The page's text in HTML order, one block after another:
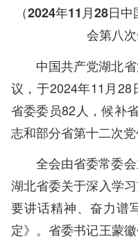
（2024年11月28日
会第八次
中国共产党湖北
议，于2024年11月
省委委员82人，候补
志和部分省第十二次党
全会由省委常委
湖北省委关于深入学
要讲话精神、奋力谱
定》。省委书记王蒙